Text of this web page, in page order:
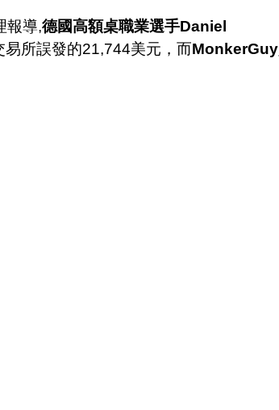
報導,德國高額桌職業選手Daniel
易所誤發的21,744美元，而MonkerGuy